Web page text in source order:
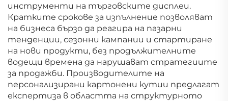
инструменти на търговските дисплеи.
Кратките срокове за изпълнение позволяват
на бизнеса бързо да реагира на пазарни
тенденции, сезонни кампании и стартиране
на нови продукти, без продължителните
водещи времена да нарушават стратегиите
за продажби. Производителите на
персонализирани картонени кутии предлагат
експертиза в областта на структурното